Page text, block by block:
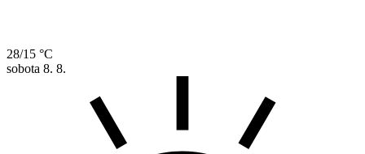
28/15 °C
sobota 8. 8.